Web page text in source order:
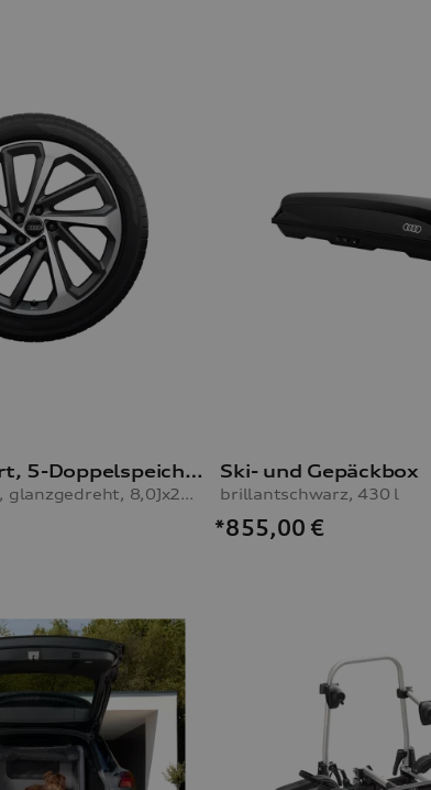
Rad Audi Sport, 5-Doppelspeichen-Twist mit RS-Schriftzug
grau seidenmatt, glanzgedreht, 8,0Jx20, Reifen 255/45 R20 105W XL
Ski- und Gepäckbox
brillantschwarz, 430 l
*855,00 €